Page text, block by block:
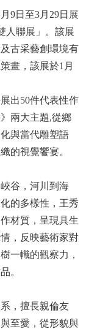
9日至3月29日展
人聯展」。該展
古采藝創環境有
畫，該展於1月
出50件代表性作
兩大主題,從鄉
與當代雕塑語
的視覺饗宴。
谷，河川到海
的多樣性，王秀
材質，呈現具生
，反映藝術家對
一幟的觀察力，
。
，擅長親倫友
至愛，從形貌與